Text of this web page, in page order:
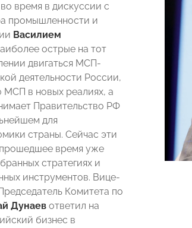
время в дискуссии с
промышленности и
Василием
острые на тот
двигаться МСП-
деятельности России,
МСП в новых реалиях, а
Правительство РФ
для
страны. Сейчас эти
время уже
стратегиях и
инструментов. Вице-
Комитета по
Дунаев ответил на
бизнес в